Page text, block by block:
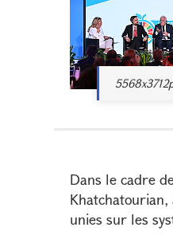
Dans le cadre
unies sur les